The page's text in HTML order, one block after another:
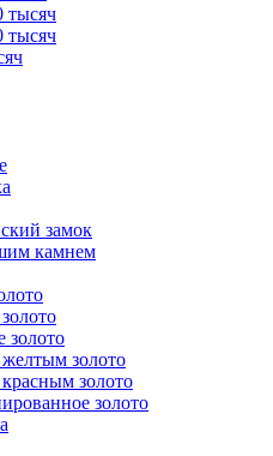
тысяч
тысяч
замок
камнем
золото
желтым золото
золото
золото